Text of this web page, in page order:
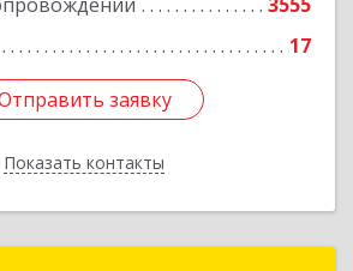
17
заявку
Показать контакты
заявку
Назад